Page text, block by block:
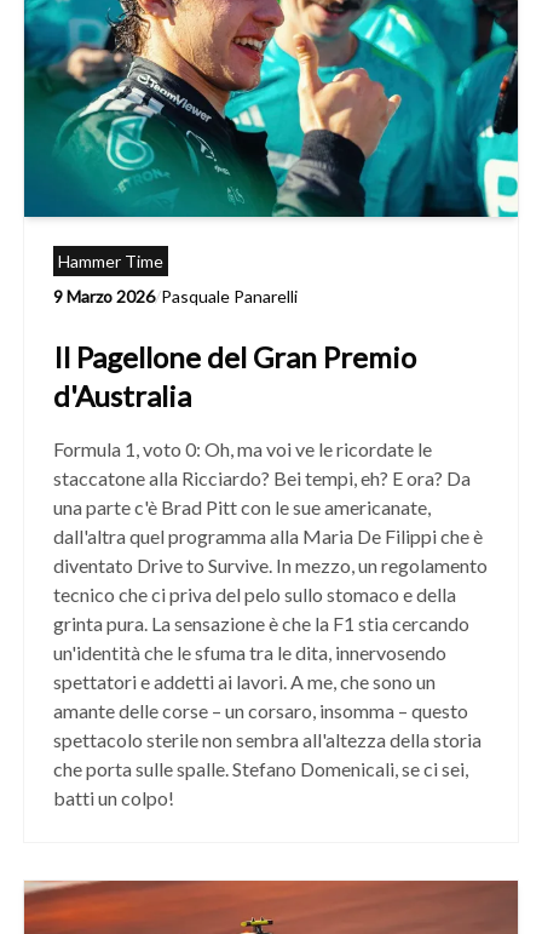
Hammer Time
9 Marzo 2026/Pasquale Panarelli
Il Pagellone del Gran Premio
d'Australia
Formula 1, voto 0: Oh, ma voi ve le ricordate le
staccatone alla Ricciardo? Bei tempi, eh? E ora? Da
una parte c'è Brad Pitt con le sue americanate,
dall'altra quel programma alla Maria De Filippi che è
diventato Drive to Survive. In mezzo, un regolamento
tecnico che ci priva del pelo sullo stomaco e della
grinta pura. La sensazione è che la F1 stia cercando
un'identità che le sfuma tra le dita, innervosendo
spettatori e addetti ai lavori. A me, che sono un
amante delle corse – un corsaro, insomma – questo
spettacolo sterile non sembra all'altezza della storia
che porta sulle spalle. Stefano Domenicali, se ci sei,
batti un colpo!